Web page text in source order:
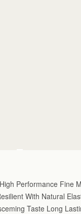
Performance Fine
With Natural
Taste Long